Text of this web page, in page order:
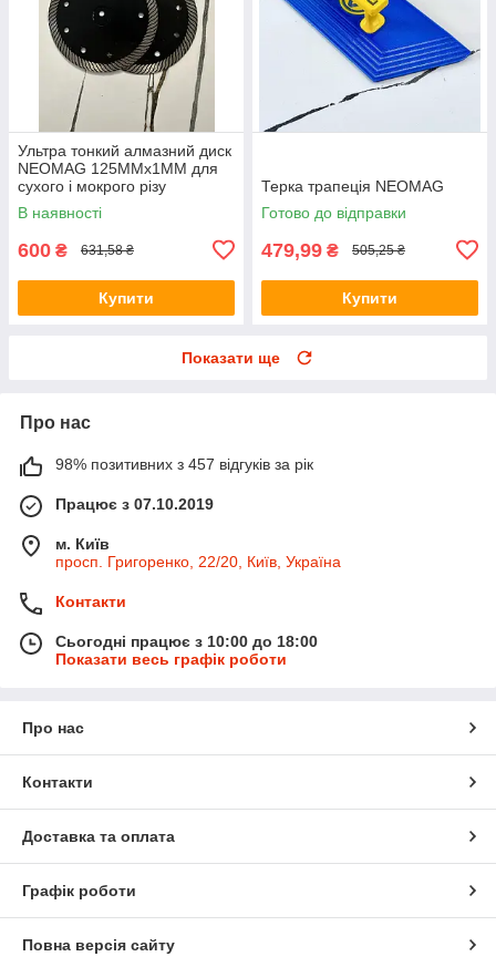
Ультра тонкий алмазний диск
NEOMAG 125ММх1ММ для
сухого і мокрого різу
В наявності
600 ₴ 631,58 ₴
Купити
Терка трапеція NEOMAG
Готово до відправки
479,99 ₴ 505,25 ₴
Купити
Показати ще
Про нас
98% позитивних з 457 відгуків за рік
Працює з 07.10.2019
м. Київ
просп. Григоренко, 22/20, Київ, Україна
Контакти
Сьогодні працює з 10:00 до 18:00
Показати весь графік роботи
Про нас
Контакти
Доставка та оплата
Графік роботи
Повна версія сайту